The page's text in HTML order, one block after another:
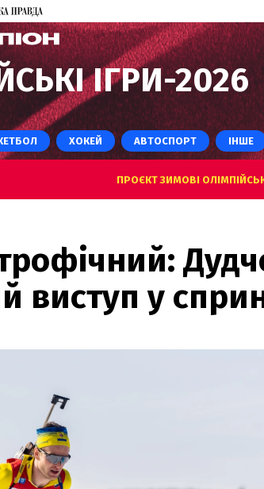
ІГРИ-2026
ХОКЕЙ АВТОСПОРТ ІНШЕ
ПРОЄКТ ЗИМОВІ
виступ у